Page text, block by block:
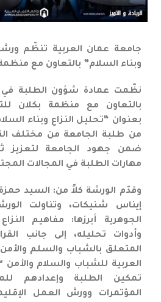
جامعة عمان العربية تنظّم
وبناء السلام” بالتعاون مع
نظّمت عمادة شؤون الطلبة في
بالتعاون مع منظمة بكلان
بعنوان “تحليل النزاع وبناء
من طلبة الجامعة من مختلف
ضمن جهود الجامعة لتعزيز
مهارات الطلبة في المجالات
وقدّم الورشة كلاً من: السيد
إيناس شنيكات، وتناولت
الجوهرية أبرزها: مفاهيم
المتعلق بالشباب والسلم
تمكين الطلبة وإعدادهم
المؤتمرات وورش العمل